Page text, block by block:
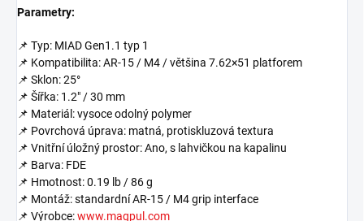
Parametry:
📌 Typ: MIAD Gen1.1 typ 1
📌 Kompatibilita: AR-15 / M4 / většina 7.62×51 platforem
📌 Sklon: 25°
📌 Šířka: 1.2" / 30 mm
📌 Materiál: vysoce odolný polymer
📌 Povrchová úprava: matná, protiskluzová textura
📌 Vnitřní úložný prostor: Ano, s lahvičkou na kapalinu
📌 Barva: FDE
📌 Hmotnost: 0.19 lb / 86 g
📌 Montáž: standardní AR-15 / M4 grip interface
📌 Výrobce:www.magpul.com